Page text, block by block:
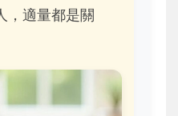
，適量都是關